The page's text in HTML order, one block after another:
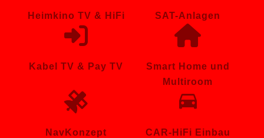
Heimkino TV & HiFi SAT-Anlagen
Kabel TV & Pay TV
Smart Home und
Multiroom
NavKonzept
CAR-HiFi Einbau